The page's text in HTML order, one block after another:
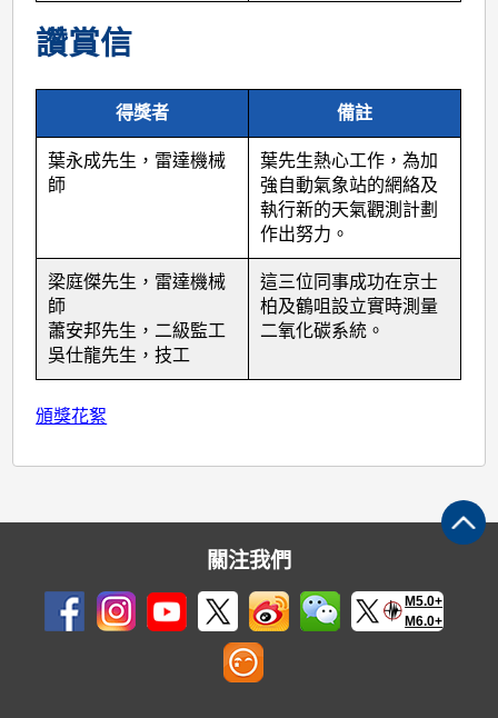
讚賞信
得獎者 備註
葉永成先生，雷達機械
師
葉先生熱心工作，為加
強自動氣象站的網絡及
執行新的天氣觀測計劃
作出努力。
梁庭傑先生，雷達機械
師
蕭安邦先生，二級監工
吳仕龍先生，技工
這三位同事成功在京士
柏及鶴咀設立實時測量
二氧化碳系統。
頒獎花絮
關注我們
M5.0+
M6.0+